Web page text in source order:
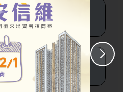
松山區(1)
萬華區(1)